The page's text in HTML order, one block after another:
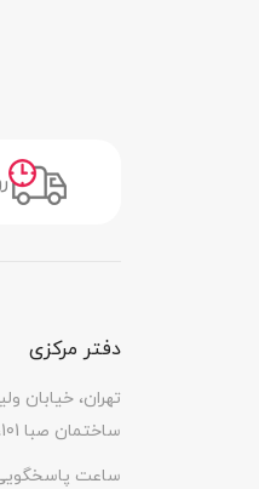
دفتر مرکزی
تهران، خیابان
ساختمان صبا 101، طبقه 8، واحد 36
ساعت پاسخگویی: شنبه